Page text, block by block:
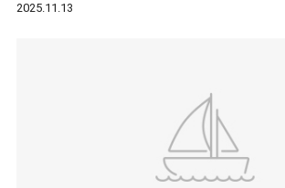
2025.11.13